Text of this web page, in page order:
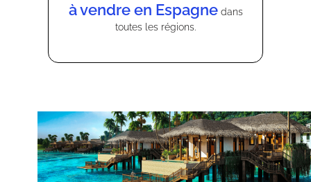
à vendre en Espagnedans
toutes les régions.